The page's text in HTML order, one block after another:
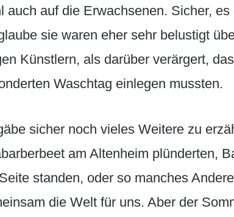
auch auf die Erwachsenen. Sicher,
sie waren eher sehr belustigt
Künstlern, als darüber verärgert,
Waschtag einlegen mussten.
sicher noch vieles Weitere zu
am Altenheim plünderten,
standen, oder so manches
die Welt für uns. Aber der